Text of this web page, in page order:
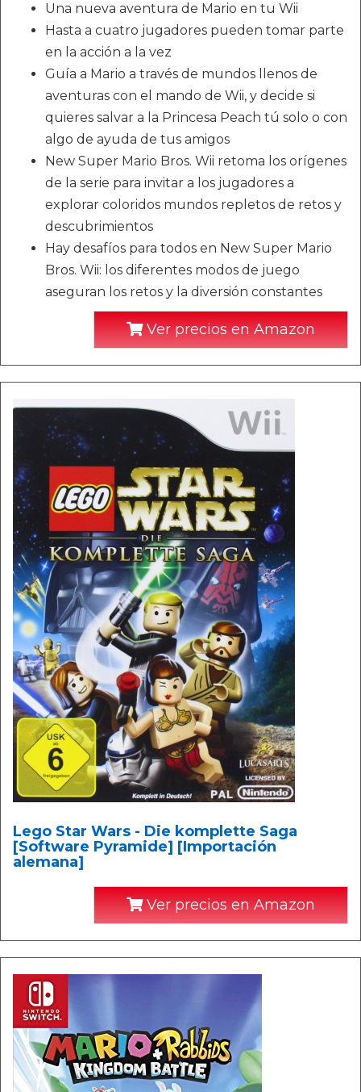
Una nueva aventura de Mario en tu Wii
Hasta a cuatro jugadores pueden tomar parte
en la acción a la vez
Guía a Mario a través de mundos llenos de
aventuras con el mando de Wii, y decide si
quieres salvar a la Princesa Peach tú solo o con
algo de ayuda de tus amigos
New Super Mario Bros. Wii retoma los orígenes
de la serie para invitar a los jugadores a
explorar coloridos mundos repletos de retos y
descubrimientos
Hay desafíos para todos en New Super Mario
Bros. Wii: los diferentes modos de juego
aseguran los retos y la diversión constantes
Ver precios en Amazon
Lego Star Wars - Die komplette Saga
[Software Pyramide] [Importación
alemana]
Ver precios en Amazon